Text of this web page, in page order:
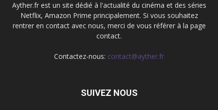
Ayther.fr est un site dédié à l'actualité du cinéma et des séries
Netflix, Amazon Prime principalement. Si vous souhaitez
rentrer en contact avec nous, merci de vous référer à la page
contact.
Contactez-nous: contact@ayther.fr
SUIVEZ NOUS